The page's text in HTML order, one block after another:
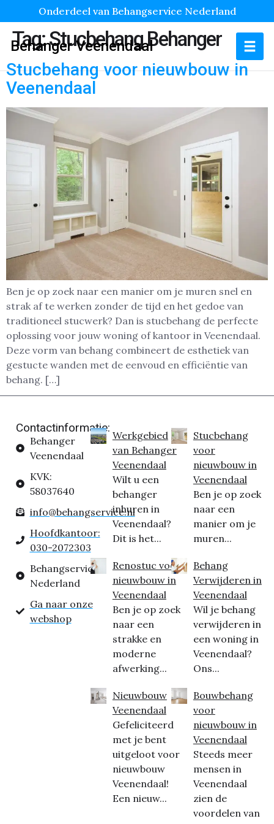
Onderdeel van Behangservice Nederland
Behanger Veenendaal
Tag:Stucbehang Behanger
Stucbehang voor nieuwbouw in
Veenendaal
Ben je op zoek naar een manier om je muren snel en
strak af te werken zonder de tijd en het gedoe van
traditioneel stucwerk? Dan is stucbehang de perfecte
oplossing voor jouw woning of kantoor in Veenendaal.
Deze vorm van behang combineert de esthetiek van
gestucte wanden met de eenvoud en efficiëntie van
behang. […]
Contactinformatie:
Behanger
Veenendaal
KVK:
58037640
info@behangservice.nl
Hoofdkantoor:
030-2072303
Behangservice
Nederland
Ga naar onze
webshop
Werkgebied
van Behanger
Veenendaal
Wilt u een
behanger
inhuren in
Veenendaal?
Dit is het...
Renostuc voor
nieuwbouw in
Veenendaal
Ben je op zoek
naar een
strakke en
moderne
afwerking...
Nieuwbouw
Veenendaal
Gefeliciteerd
met je bent
uitgeloot voor
nieuwbouw
Veenendaal!
Een nieuw...
Stucbehang
voor
nieuwbouw in
Veenendaal
Ben je op zoek
naar een
manier om je
muren...
Behang
Verwijderen in
Veenendaal
Wil je behang
verwijderen in
een woning in
Veenendaal?
Ons...
Bouwbehang
voor
nieuwbouw in
Veenendaal
Steeds meer
mensen in
Veenendaal
zien de
voordelen van